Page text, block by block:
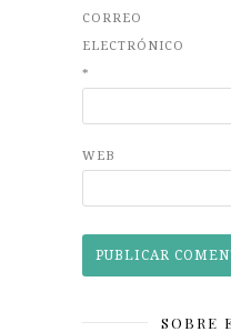
CORREO
ELECTRÓNICO
*
WEB
SOBRE